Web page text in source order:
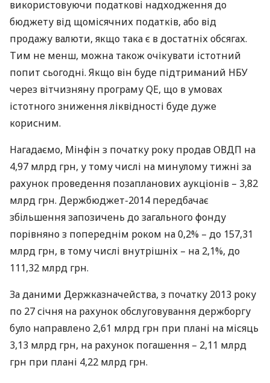
використовуючи податкові надходження до
бюджету від щомісячних податків, або від
продажу валюти, якщо така є в достатніх обсягах.
Тим не менш, можна також очікувати істотний
попит сьогодні. Якщо він буде підтриманий НБУ
через вітчизняну програму QE, що в умовах
істотного зниження ліквідності буде дуже
корисним.
Нагадаємо, Мінфін з початку року продавОВДП на
4,97 млрд грн, у тому числі на минулому тижні за
рахунок проведення позапланових аукціонів – 3,82
млрд грн. Держбюджет-2014 передбачає
збільшення запозичень до загального фонду
порівняно з попереднім роком на 0,2% – до 157,31
млрд грн, в тому числі внутрішніх – на 2,1%, до
111,32 млрд грн.
За даними Держказначейства, з початку 2013 року
по 27 січня на рахунок обслуговування держборгу
було направлено 2,61 млрд грн при плані на місяць
3,13 млрд грн, на рахунок погашення – 2,11 млрд
грн при плані 4,22 млрд грн.